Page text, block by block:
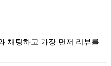
채팅하고 가장 먼저 리뷰를